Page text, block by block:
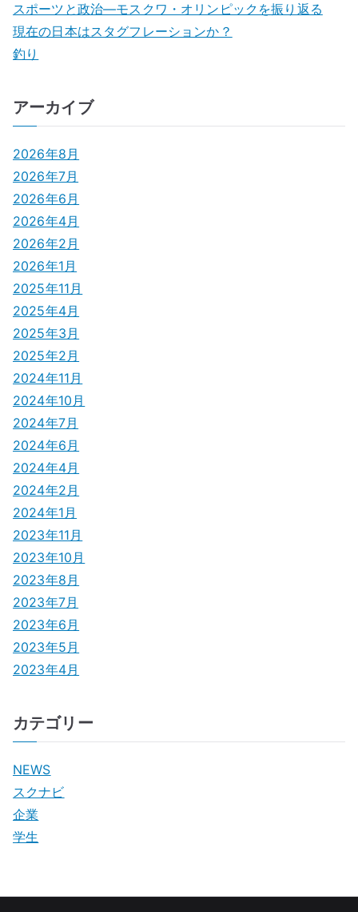
スポーツと政治―モスクワ・オリンピックを振り返る
現在の日本はスタグフレーションか？
釣り
アーカイブ
2026年8月
2026年7月
2026年6月
2026年4月
2026年2月
2026年1月
2025年11月
2025年4月
2025年3月
2025年2月
2024年11月
2024年10月
2024年7月
2024年6月
2024年4月
2024年2月
2024年1月
2023年11月
2023年10月
2023年8月
2023年7月
2023年6月
2023年5月
2023年4月
カテゴリー
NEWS
スクナビ
企業
学生